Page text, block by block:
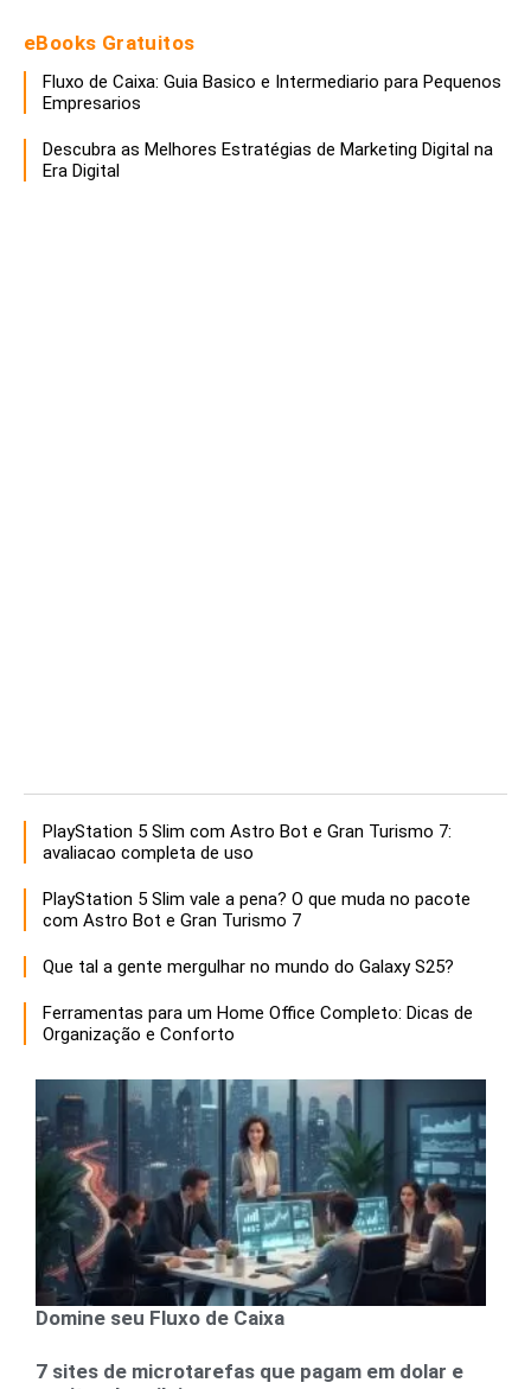
eBooks Gratuitos
Fluxo de Caixa: Guia Basico e Intermediario para Pequenos
Empresarios
Descubra as Melhores Estratégias de Marketing Digital na
Era Digital
PlayStation 5 Slim com Astro Bot e Gran Turismo 7:
avaliacao completa de uso
PlayStation 5 Slim vale a pena? O que muda no pacote
com Astro Bot e Gran Turismo 7
Que tal a gente mergulhar no mundo do Galaxy S25?
Ferramentas para um Home Office Completo: Dicas de
Organização e Conforto
Domine seu Fluxo de Caixa
7 sites de microtarefas que pagam em dolar e